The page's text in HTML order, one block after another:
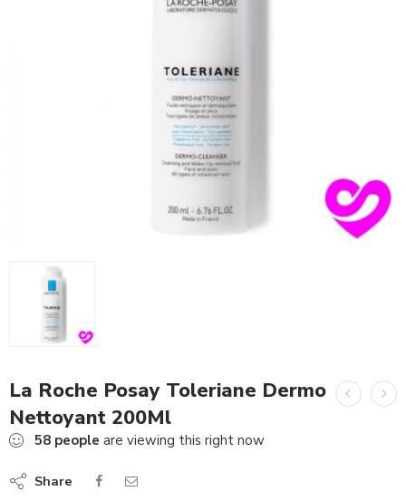
La Roche Posay Toleriane Dermo
Nettoyant 200Ml
58 people are viewing this right now
Share